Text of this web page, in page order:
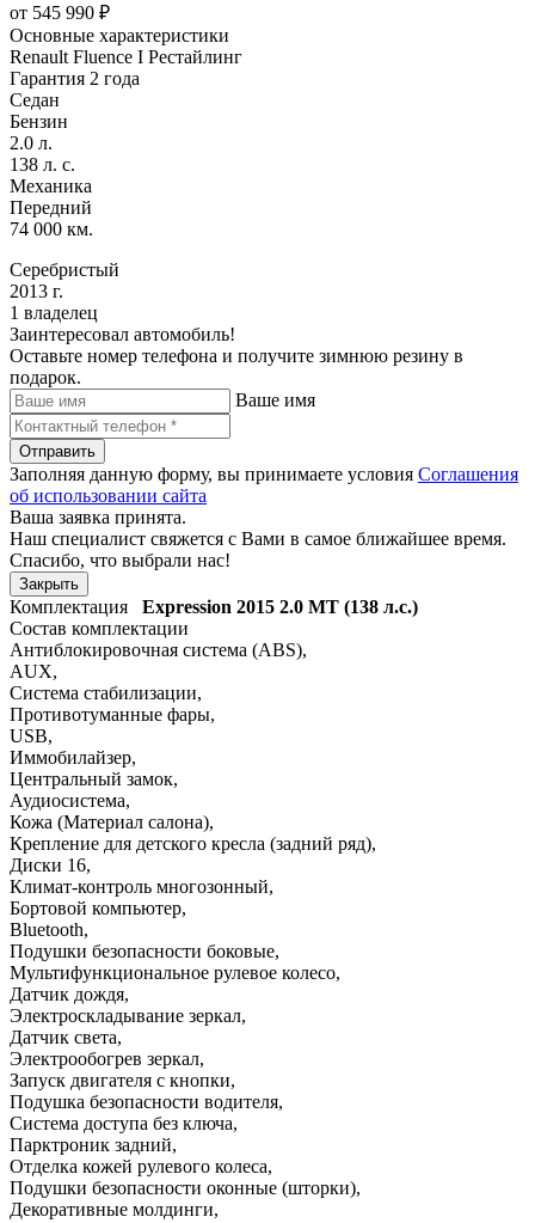
от 545 990 ₽
Основные характеристики
Renault Fluence I Рестайлинг
Гарантия 2 года
Седан
Бензин
2.0 л.
138 л. с.
Механика
Передний
74 000 км.
Серебристый
2013 г.
1 владелец
Заинтересовал автомобиль!
Оставьте номер телефона и получите зимнюю резину в
подарок.
Ваше имя
Отправить
Заполняя данную форму, вы принимаете условия Соглашения
об использовании сайта
Ваша заявка принята.
Наш специалист свяжется с Вами в самое ближайшее время.
Спасибо, что выбрали нас!
Закрыть
Комплектация Expression 2015 2.0 MT (138 л.с.)
Состав комплектации
Антиблокировочная система (ABS),
AUX,
Система стабилизации,
Противотуманные фары,
USB,
Иммобилайзер,
Центральный замок,
Аудиосистема,
Кожа (Материал салона),
Крепление для детского кресла (задний ряд),
Диски 16,
Климат-контроль многозонный,
Бортовой компьютер,
Bluetooth,
Подушки безопасности боковые,
Мультифункциональное рулевое колесо,
Датчик дождя,
Электроскладывание зеркал,
Датчик света,
Электрообогрев зеркал,
Запуск двигателя с кнопки,
Подушка безопасности водителя,
Система доступа без ключа,
Парктроник задний,
Отделка кожей рулевого колеса,
Подушки безопасности оконные (шторки),
Декоративные молдинги,